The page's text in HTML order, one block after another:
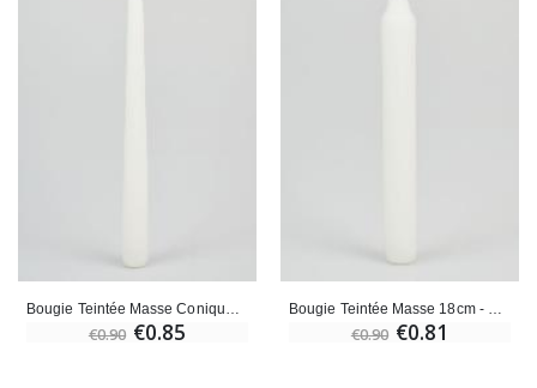
€0.90 €0.85 €0.90 €0.81